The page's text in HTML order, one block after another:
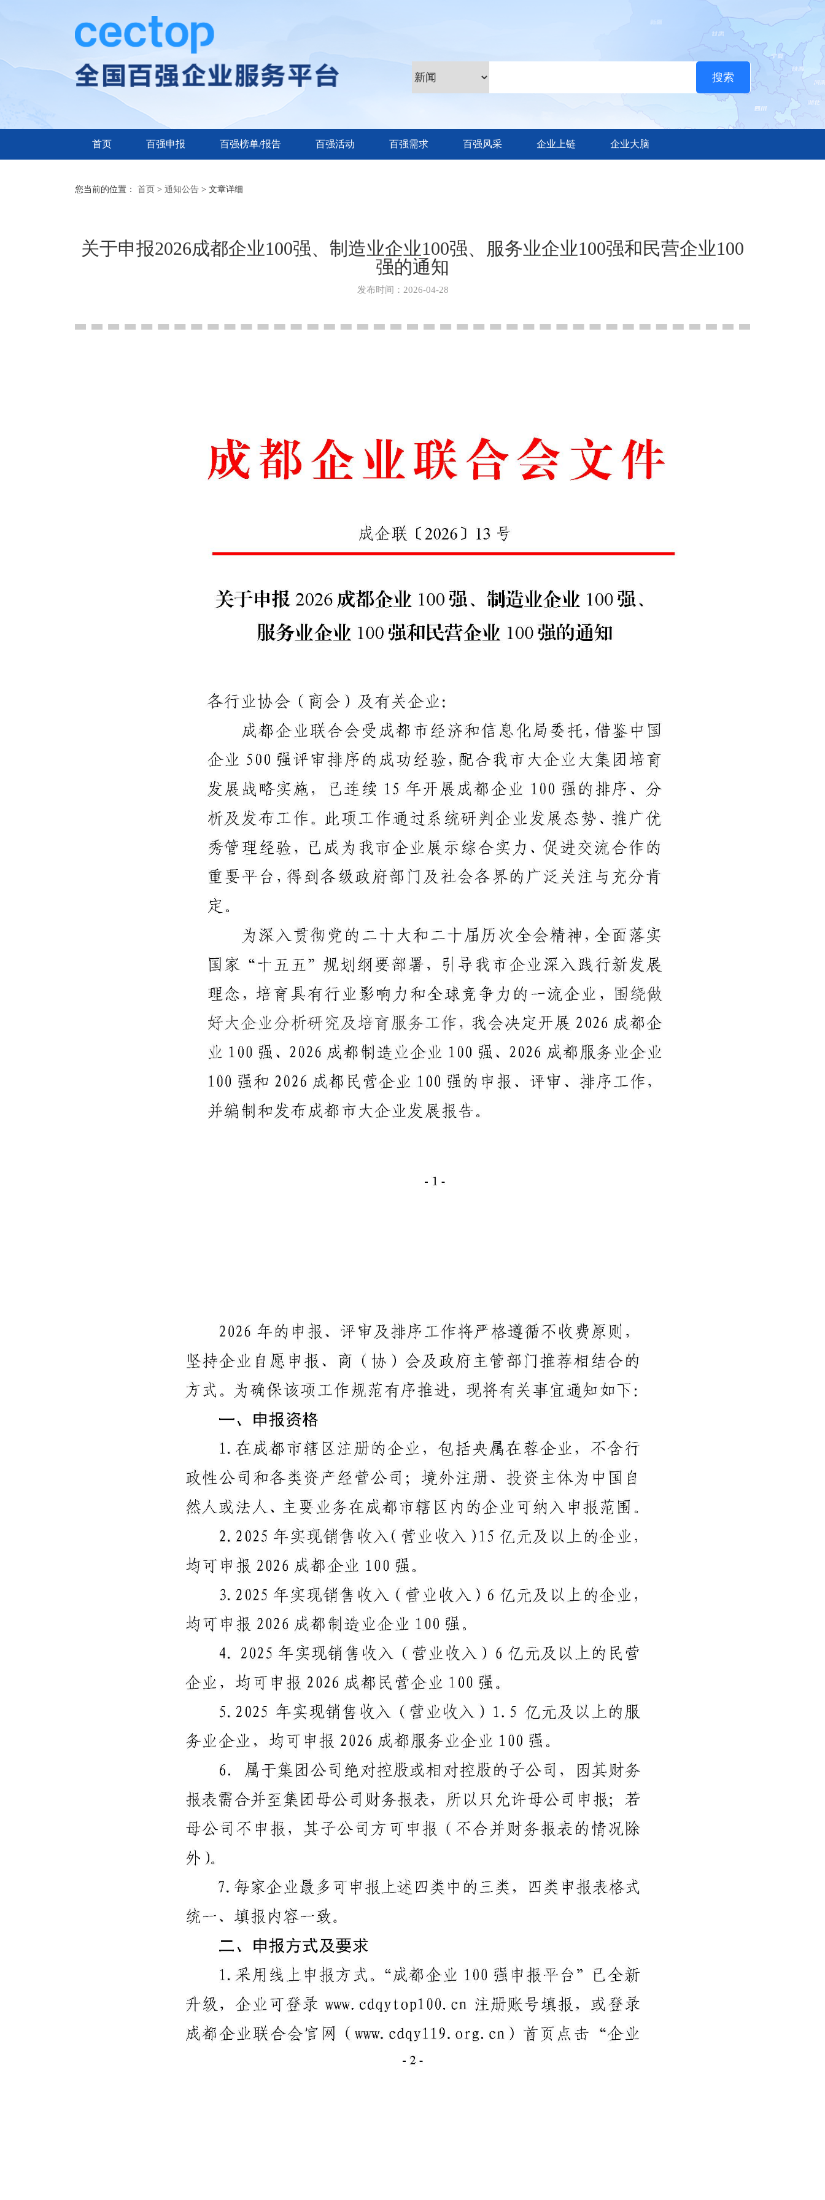
首页 百强申报 百强榜单/报告 百强活动 百强需求 百强风采 企业上链 企业大脑
您当前的位置： 首页 > 通知公告 > 文章详细
关于申报2026成都企业100强、制造业企业100强、服务业企业100强和民营企业100
强的通知
发布时间：2026-04-28